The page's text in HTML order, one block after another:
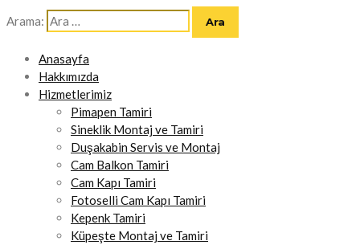
Arama:
Anasayfa
Hakkımızda
Hizmetlerimiz
Pimapen Tamiri
Sineklik Montaj ve Tamiri
Duşakabin Servis ve Montaj
Cam Balkon Tamiri
Cam Kapı Tamiri
Fotoselli Cam Kapı Tamiri
Kepenk Tamiri
Küpeşte Montaj ve Tamiri